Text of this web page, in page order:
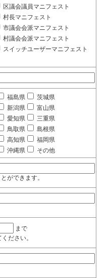
区議会議員マニフェスト
村長マニフェスト
市議会会派マニフェスト
村議会会派マニフェスト
スイッチユーザーマニフェスト
福島県
茨城県
新潟県
富山県
愛知県
三重県
鳥取県
島根県
高知県
福岡県
沖縄県 その他
ができます。
まで
ださい。